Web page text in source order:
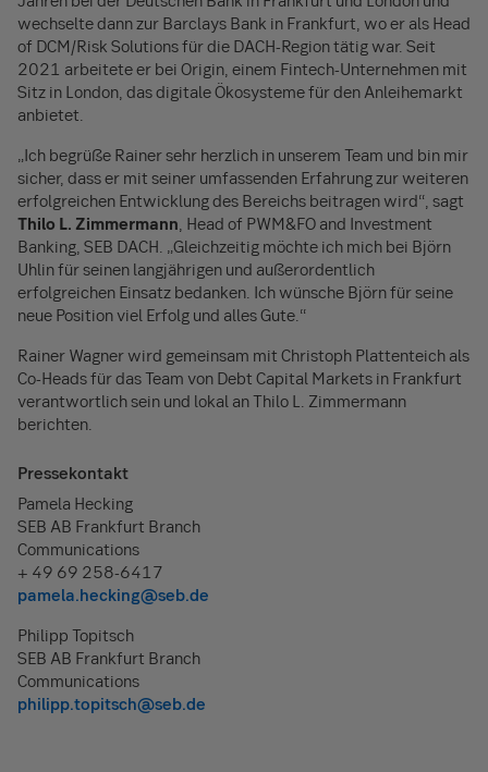
wechselte dann zur Barclays Bank in Frankfurt, wo er als Head
of DCM/Risk Solutions für die DACH-Region tätig war. Seit
2021 arbeitete er bei Origin, einem Fintech-Unternehmen mit
Sitz in London, das digitale Ökosysteme für den Anleihemarkt
anbietet.
„Ich begrüße Rainer sehr herzlich in unserem Team und bin mir
sicher, dass er mit seiner umfassenden Erfahrung zur weiteren
erfolgreichen Entwicklung des Bereichs beitragen wird“, sagt
Thilo L. Zimmermann, Head of PWM&FO and Investment
Banking, SEB DACH. „Gleichzeitig möchte ich mich bei Björn
Uhlin für seinen langjährigen und außerordentlich
erfolgreichen Einsatz bedanken. Ich wünsche Björn für seine
neue Position viel Erfolg und alles Gute.“
Rainer Wagner wird gemeinsam mit Christoph Plattenteich als
Co-Heads für das Team von Debt Capital Markets in Frankfurt
verantwortlich sein und lokal an Thilo L. Zimmermann
berichten.
Pressekontakt
Pamela Hecking
SEB AB Frankfurt Branch
Communications
+ 49 69 258-6417
pamela.hecking@seb.de
Philipp Topitsch
SEB AB Frankfurt Branch
Communications
philipp.topitsch@seb.de